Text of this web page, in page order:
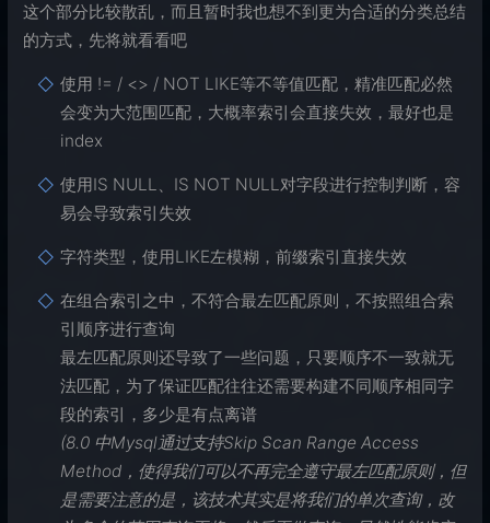
这个部分比较散乱，而且暂时我也想不到更为合适的分类总结
的方式，先将就看看吧
使用 != / <> / NOT LIKE等不等值匹配，精准匹配必然
会变为大范围匹配，大概率索引会直接失效，最好也是
index
使用IS NULL、IS NOT NULL对字段进行控制判断，容
易会导致索引失效
字符类型，使用LIKE左模糊，前缀索引直接失效
在组合索引之中，不符合最左匹配原则，不按照组合索
引顺序进行查询
最左匹配原则还导致了一些问题，只要顺序不一致就无
法匹配，为了保证匹配往往还需要构建不同顺序相同字
段的索引，多少是有点离谱
(8.0 中Mysql通过支持Skip Scan Range Access
Method，使得我们可以不再完全遵守最左匹配原则，但
是需要注意的是，该技术其实是将我们的单次查询，改